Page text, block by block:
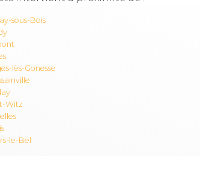
sous-Bois
lès-Gonesse
Witz
le-Bel